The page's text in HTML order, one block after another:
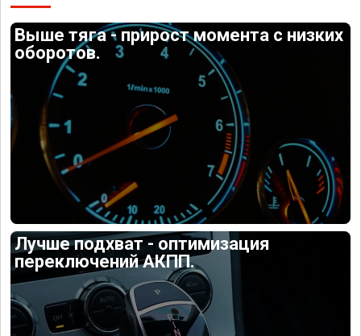
Выше тяга - прирост момента с низких
оборотов.
Лучше подхват - оптимизация
переключений АКПП.